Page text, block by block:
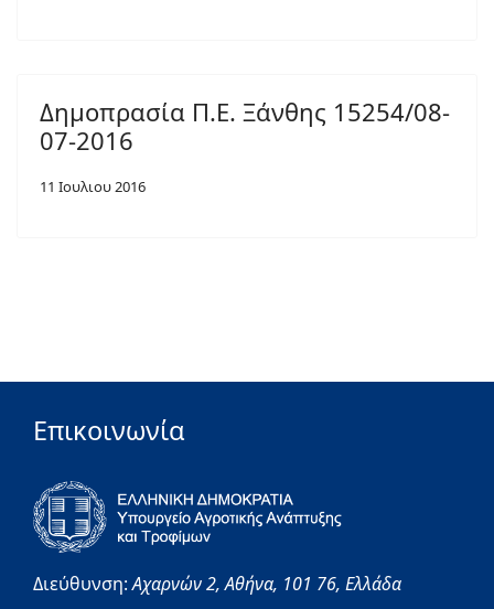
Δημοπρασία Π.Ε. Ξάνθης 15254/08-
07-2016
11 Ιουλιου 2016
Επικοινωνία
Διεύθυνση:Αχαρνών 2,Αθήνα, 101 76, Ελλάδα